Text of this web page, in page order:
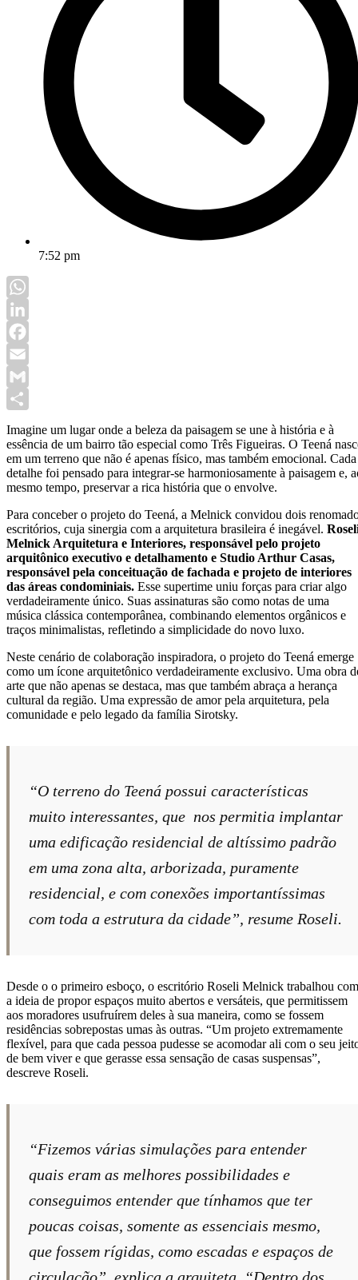
7:52 pm
WhatsApp
LinkedIn
Facebook
Email
Gmail
Imagine um lugar onde a beleza da paisagem se une à história e à
essência de um bairro tão especial como Três Figueiras. O Teená
em um terreno que não é apenas físico, mas também emocional. Cada
detalhe foi pensado para integrar-se harmoniosamente à paisagem e,
mesmo tempo, preservar a rica história que o envolve.
Para conceber o projeto do Teená, a Melnick convidou dois
escritórios, cuja sinergia com a arquitetura brasileira é inegável.
Melnick Arquitetura e Interiores, responsável pelo projeto
arquitônico executivo e detalhamento e Studio Arthur Casas,
responsável pela conceituação de fachada e projeto de interiores
das áreas condominiais. Esse supertime uniu forças para criar algo
verdadeiramente único. Suas assinaturas são como notas de uma
música clássica contemporânea, combinando elementos orgânicos e
traços minimalistas, refletindo a simplicidade do novo luxo.
Neste cenário de colaboração inspiradora, o projeto do Teená emerge
como um ícone arquitetônico verdadeiramente exclusivo. Uma obra
arte que não apenas se destaca, mas que também abraça a herança
cultural da região. Uma expressão de amor pela arquitetura, pela
comunidade e pelo legado da família Sirotsky.
“O terreno do Teená possui características
muito interessantes, que nos permitia implantar
uma edificação residencial de altíssimo padrão
em uma zona alta, arborizada, puramente
residencial, e com conexões importantíssimas
com toda a estrutura da cidade”, resume Roseli.
Desde o o primeiro esboço, o escritório Roseli Melnick trabalhou com
a ideia de propor espaços muito abertos e versáteis, que permitissem
aos moradores usufruírem deles à sua maneira, como se fossem
residências sobrepostas umas às outras. “Um projeto extremamente
flexível, para que cada pessoa pudesse se acomodar ali com o seu
de bem viver e que gerasse essa sensação de casas suspensas”,
descreve Roseli.
“Fizemos várias simulações para entender
quais eram as melhores possibilidades e
conseguimos entender que tínhamos que ter
poucas coisas, somente as essenciais mesmo,
que fossem rígidas, como escadas e espaços de